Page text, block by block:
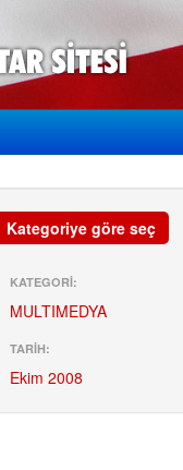
Kategoriye göre seç
KATEGORİ:
MULTIMEDYA
TARİH:
Ekim 2008